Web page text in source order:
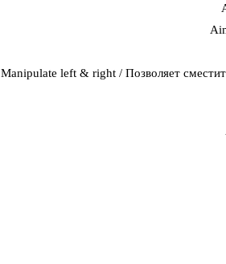
Manipulate left & right / Позволяет